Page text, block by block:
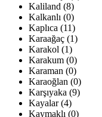
Kaliland (8)
Kalkanlı (0)
Kaplıca (11)
Karaağaç (1)
Karakol (1)
Karakum (0)
Karaman (0)
Karaoğlan (0)
Karşıyaka (9)
Kayalar (4)
Kaymaklı (0)